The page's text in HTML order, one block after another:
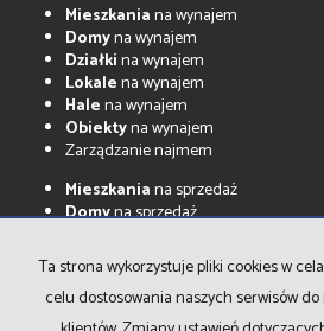
Mieszkaniana wynajem
Domyna wynajem
Działkina wynajem
Lokalena wynajem
Halena wynajem
Obiektyna wynajem
Zarządzanie najmem
Mieszkaniana sprzedaż
Domyna sprzedaż
Lokalena sprzedaż
Halena sprzedaż
Obiektyna sprzedaż
Ta strona wykorzystuje pliki cookies w
celu dostosowania naszych serwisów